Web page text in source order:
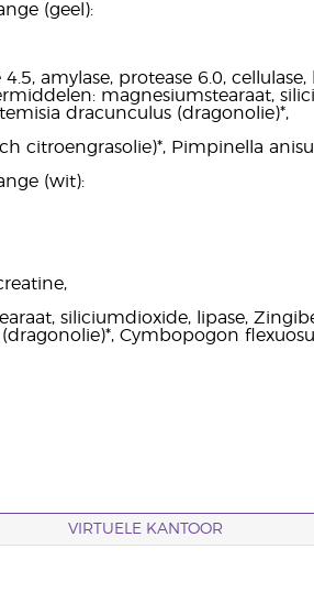
(geel):
amylase, protease 6.0,
magnesiumstearaat,
dracunculus (dragonolie)*,
citroengrasolie)*, Pimpinella
(wit):
siliciumdioxide, lipase,
Cymbopogon
VIRTUELE KANTOOR